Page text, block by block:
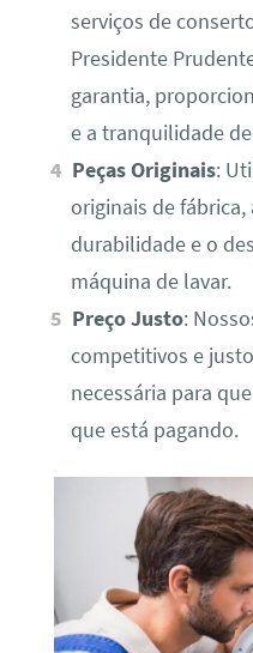
serviços de
Presidente
garantia,
e a tranquilidade
Peças Originais:
originais de fábrica,
durabilidade e o
máquina de lavar.
Preço Justo:
competitivos e
necessária para
que está pagando.